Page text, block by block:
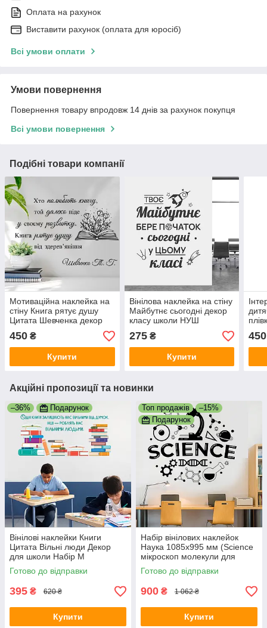
Оплата на рахунок
Виставити рахунок (оплата для юросіб)
Всі умови оплати
Умови повернення
Повернення товару впродовж 14 днів за рахунок покупця
Всі умови повернення
Подібні товари компанії
Мотиваційна наклейка на
стіну Книга рятує душу
Цитата Шевченка декор
класу бібліотеки 1090х640
мм матова
450 ₴
Купити
Вінілова наклейка на стіну
Майбутнє сьогодні декор
класу школи НУШ
мотиватор шкільний
500х600 мм матова
275₴
Купити
450
Акційні пропозиції та новинки
–36% Подарунок
Вінілові наклейки Книги
Цитата Вільні люди Декор
для школи Набір М
860х420мм матова
Готово до відправки
395 ₴ 620 ₴
Купити
Топ продажів
–15%
Подарунок
Набір вінілових наклейок
Наука 1085х995 мм (Sciеnce
мікроскоп молекули для
школи) Happy Pocket Чорний
матовий
Готово до відправки
900 ₴ 1 062 ₴
Купити